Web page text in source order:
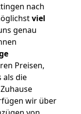
nach
viel
genau
Preisen,
als die
wir über